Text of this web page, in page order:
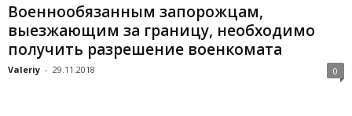
Военнообязанным запорожцам,
выезжающим за границу, необходимо
получить разрешение военкомата
Valeriy - 29.11.2018 0